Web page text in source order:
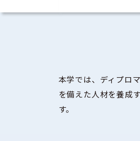
本学では、ディプロ
を備えた人材を養成
す。